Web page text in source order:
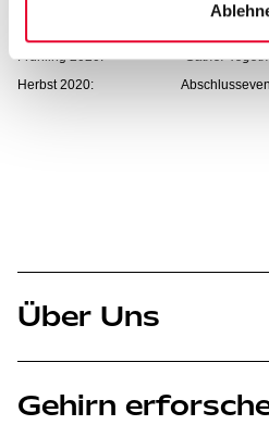
Frühling 2020:Gather
Herbst 2020: Abschlussevent
Über Uns
Gehirn